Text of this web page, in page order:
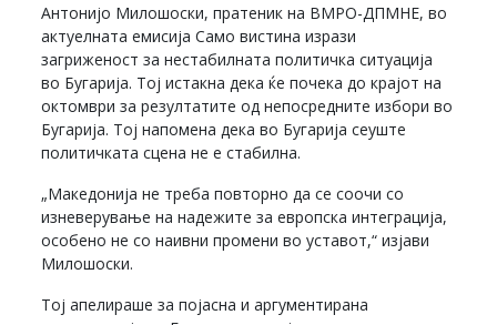
Антонијо Милошоски, пратеник на ВМРО-ДПМНЕ, во
актуелната емисија Само вистина изрази
загриженост за нестабилната политичка ситуација
во Бугарија. Тој истакна дека ќе почека до крајот на
октомври за резултатите од непосредните избори во
Бугарија. Тој напомена дека во Бугарија сеуште
политичката сцена не е стабилна.
„Македонија не треба повторно да се соочи со
изневерување на надежите за европска интеграција,
особено не со наивни промени во уставот,“ изјави
Милошоски.
Тој апелираше за појасна и аргументирана